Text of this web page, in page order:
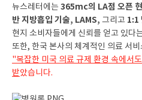
뉴스레터에는 365mc의 LA점 오픈
반 지방흡입 기술, LAMS, 그리고 1:1
현지 소비자들에게 신뢰를 얻고 있다
또한, 한국 본사의 체계적인 의료 서
"복잡한 미국 의료 규제 환경 속에서
받았습니다.